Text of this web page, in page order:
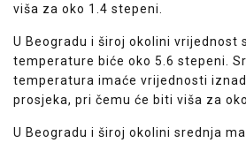
viša za oko 1.4 stepeni.
U Beogradu i široj okolini vrijednost
temperature biće oko 5.6 stepeni.
temperatura imaće vrijednosti
prosjeka, pri čemu će biti viša za
U Beogradu i široj okolini srednja